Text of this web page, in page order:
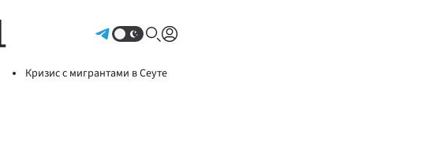
Кризис с мигрантами в Сеуте